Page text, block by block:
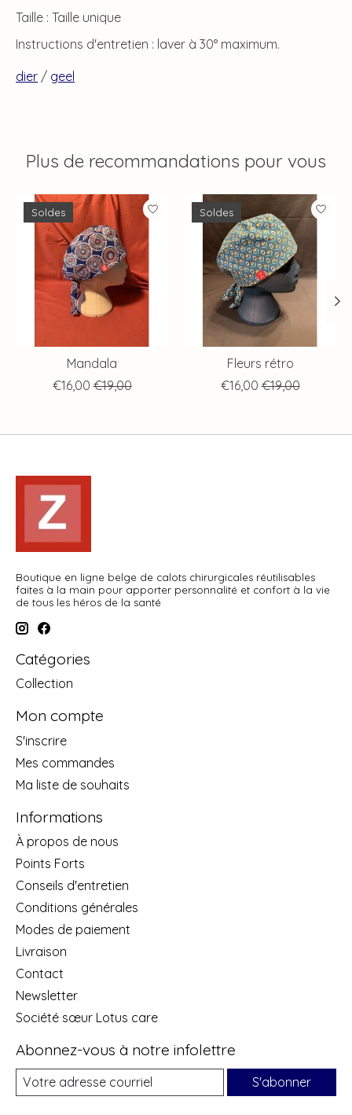
Taille : Taille unique
Instructions d'entretien : laver à 30° maximum.
dier / geel
Plus de recommandations pour vous
Articles du carrousel de produits
Soldes
Mandala
€16,00 €19,00
Soldes
Fleurs rétro
€16,00 €19,00
Boutique en ligne belge de calots chirurgicales réutilisables
faites à la main pour apporter personnalité et confort à la vie
de tous les héros de la santé
Catégories
Collection
Mon compte
S'inscrire
Mes commandes
Ma liste de souhaits
Informations
À propos de nous
Points Forts
Conseils d'entretien
Conditions générales
Modes de paiement
Livraison
Contact
Newsletter
Société sœur Lotus care
Abonnez-vous à notre infolettre
S'abonner